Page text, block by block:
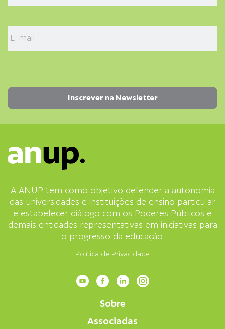
A ANUP tem como objetivo defender a autonomia
das universidades e instituições de ensino particular
e estabelecer diálogo com os Poderes Públicos e
demais entidades representativas em iniciativas para
o progresso da educação.
Política de Privacidade
Sobre
Associadas